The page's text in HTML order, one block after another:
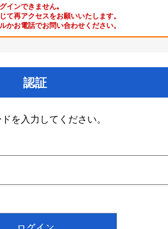
インできません｡
て再アクセスをお願いいたします。
かお電話でお問い合わせください。
認証
を入力してください。